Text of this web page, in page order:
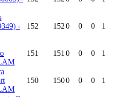
-
152 1520 0 0 1
151 151 0 0 0 1
150 1500 0 0 1